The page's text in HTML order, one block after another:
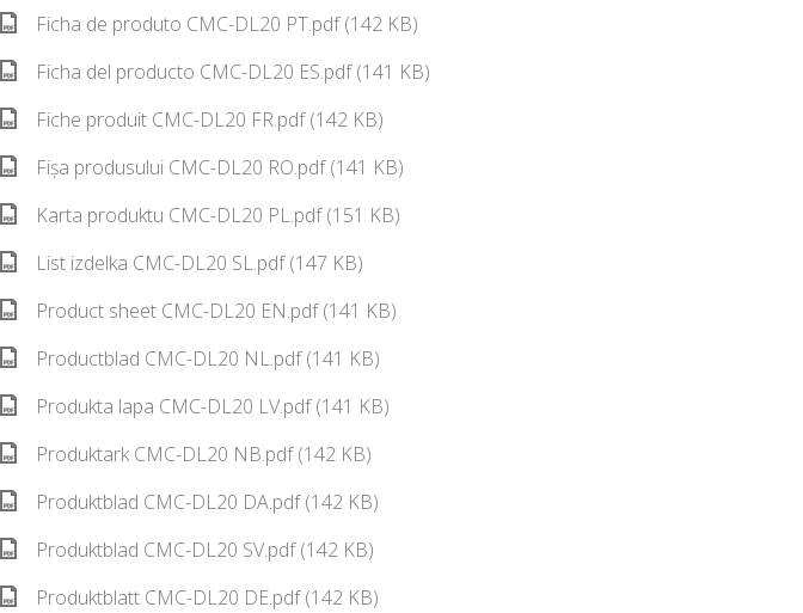
Ficha de produto CMC-DL20 PT.pdf (142 KB)
Ficha del producto CMC-DL20 ES.pdf (141 KB)
Fiche produit CMC-DL20 FR.pdf (142 KB)
Fișa produsului CMC-DL20 RO.pdf (141 KB)
Karta produktu CMC-DL20 PL.pdf (151 KB)
List izdelka CMC-DL20 SL.pdf (147 KB)
Product sheet CMC-DL20 EN.pdf (141 KB)
Productblad CMC-DL20 NL.pdf (141 KB)
Produkta lapa CMC-DL20 LV.pdf (141 KB)
Produktark CMC-DL20 NB.pdf (142 KB)
Produktblad CMC-DL20 DA.pdf (142 KB)
Produktblad CMC-DL20 SV.pdf (142 KB)
Produktblatt CMC-DL20 DE.pdf (142 KB)